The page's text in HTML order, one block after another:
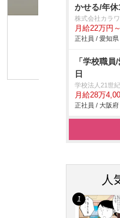
かせる/年休
株式会社カラ
月給22万円
正社員 / 愛知県
「学校職
日
学校法人21世
月給28万
正社員 / 大阪府
人